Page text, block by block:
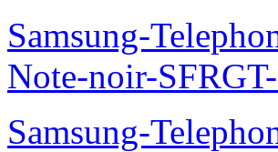
Samsung-
Note-noir-
Samsung-